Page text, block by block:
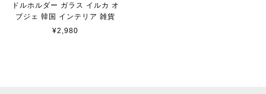
ドルホルダー ガラス イルカ オ
ブジェ 韓国 インテリア 雑貨
¥2,980